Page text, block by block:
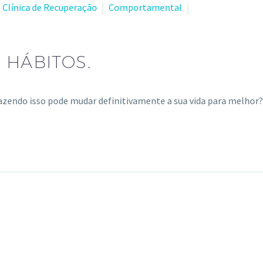
Clínica de Recuperação
Comportamental
isso pode mudar definitivamente a sua vida para melhor?